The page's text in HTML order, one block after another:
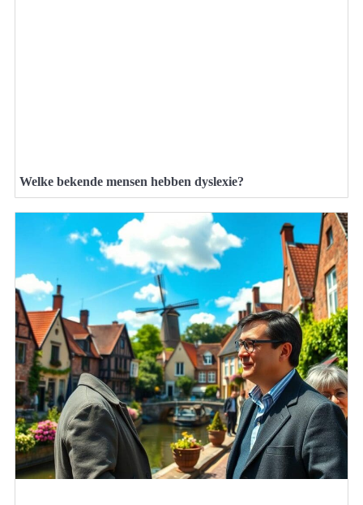
Welke bekende mensen hebben dyslexie?